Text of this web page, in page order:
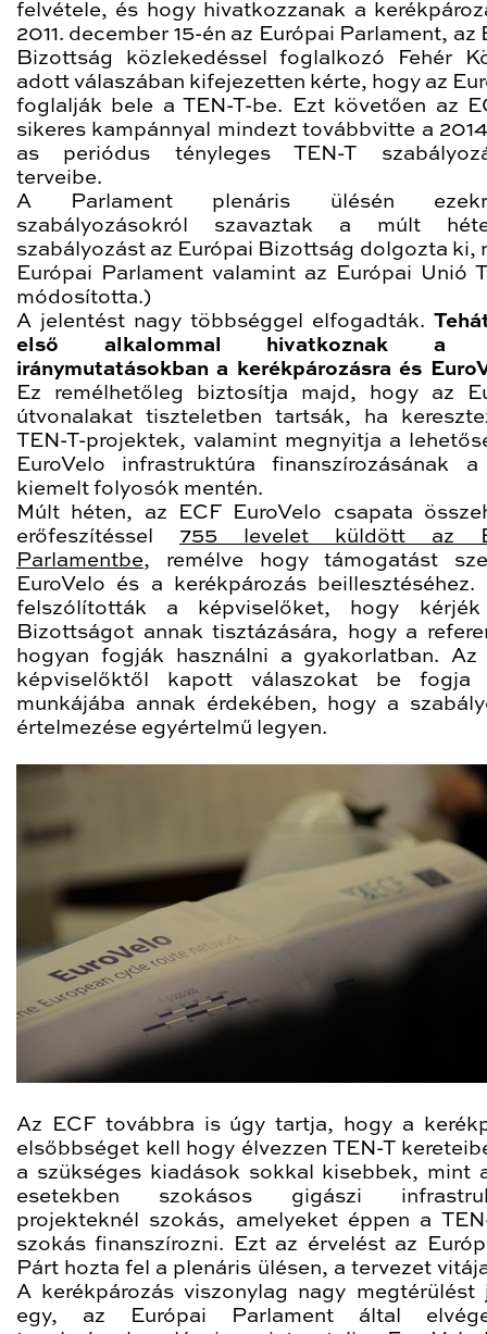
felvétele, és hogy hivatkozzanak a
2011. december 15-én az Európai Parlament, az
Bizottság közlekedéssel foglalkozó Fehér
adott válaszában kifejezetten kérte, hogy az
foglalják bele a TEN-T-be. Ezt követően az
sikeres kampánnyal mindezt továbbvitte a
as periódus tényleges TEN-T
terveibe.
A Parlament plenáris ülésén
szabályozásokról szavaztak a múlt
szabályozást az Európai Bizottság dolgozta ki,
Európai Parlament valamint az Európai Unió
módosította.)
A jelentést nagy többséggel elfogadták.
első alkalommal hivatkoznak a
iránymutatásokban a kerékpározásra és
Ez remélhetőleg biztosítja majd, hogy az
útvonalakat tiszteletben tartsák, ha
TEN-T-projektek, valamint megnyitja a
EuroVelo infrastruktúra finanszírozásának a
kiemelt folyosók mentén.
Múlt héten, az ECF EuroVelo csapata
erőfeszítéssel 755 levelet küldött az
Parlamentbe, remélve hogy támogatást
EuroVelo és a kerékpározás
felszólították a képviselőket, hogy
Bizottságot annak tisztázására, hogy a
hogyan fogják használni a gyakorlatban. Az
képviselőktől kapott válaszokat be fogja
munkájába annak érdekében, hogy a
értelmezése egyértelmű legyen.
Az ECF továbbra is úgy tartja, hogy a
elsőbbséget kell hogy élvezzen TEN-T
a szükséges kiadások sokkal kisebbek, mint
esetekben szokásos gigászi
projekteknél szokás, amelyeket éppen a
szokás finanszírozni. Ezt az érvelést az
Párt hozta fel a plenáris ülésen, a tervezet
A kerékpározás viszonylag nagy megtérülést
egy, az Európai Parlament által